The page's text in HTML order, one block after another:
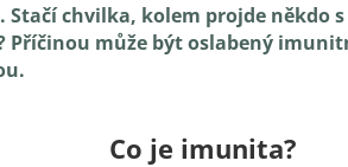
chvilka, kolem projde někdo
Příčinou může být oslabený
Co je imunita?